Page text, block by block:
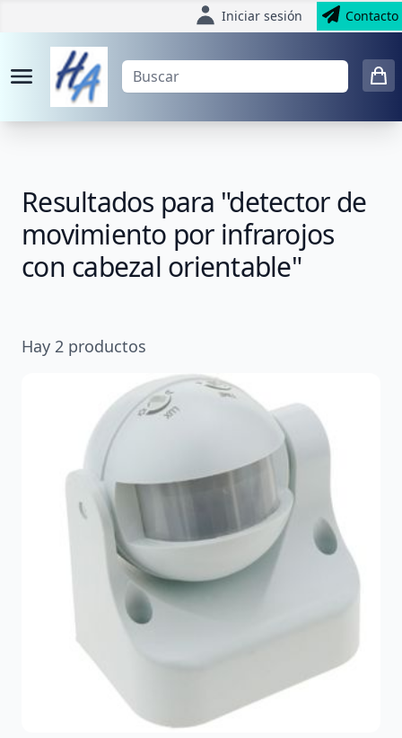
Iniciar sesión Contacto
Resultados para "detector de
movimiento por infrarojos
con cabezal orientable"
Hay 2 productos